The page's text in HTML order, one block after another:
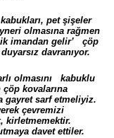
pet şişeler
olmasına rağmen
imandan gelir’
çöp
davranıyor.
olmasını kabuklu
kovalarına
gayret sarf etmeliyiz.
çevremizi
kirletmemektir.
davet ettiler.